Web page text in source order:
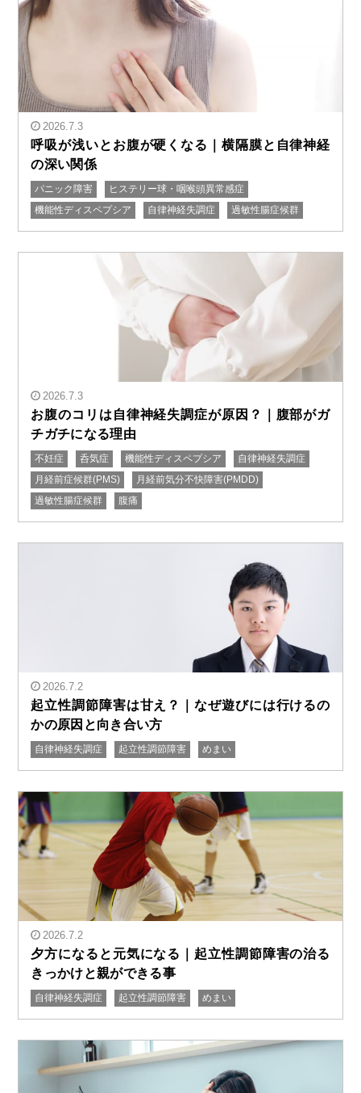
" alt="呼吸が浅いとお腹が硬くなる｜横隔膜と自律神経
2026.7.3
呼吸が浅いとお腹が硬くなる｜横隔膜と自律神経
の深い関係
パニック障害
ヒステリー球・咽喉頭異常感症
機能性ディスペプシア
自律神経失調症 過敏性腸症候群
" alt="お腹のコリは自律神経失調症が原因？｜腹部がガ
チガチになる理由"/>
2026.7.3
お腹のコリは自律神経失調症が原因？｜腹部がガ
チガチになる理由
不妊症 呑気症 機能性ディスペプシア
自律神経失調症
月経前症候群(PMS)
月経前気分不快障害(PMDD)
過敏性腸症候群
腹痛
" alt="起立性調節障害は甘え？｜なぜ遊びには行けるの
2026.7.2
起立性調節障害は甘え？｜なぜ遊びには行けるの
かの原因と向き合い方
自律神経失調症 起立性調節障害 めまい
" alt="夕方になると元気になる｜起立性調節障害の治る
2026.7.2
夕方になると元気になる｜起立性調節障害の治る
きっかけと親ができる事
自律神経失調症 起立性調節障害 めまい